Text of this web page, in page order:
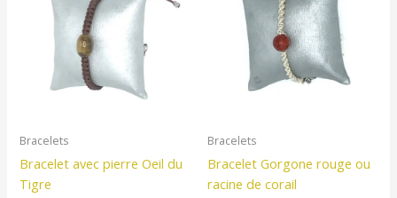
Bracelets
Bracelet avec pierre Oeil du
Tigre
Bracelets
Bracelet Gorgone rouge ou
racine de corail